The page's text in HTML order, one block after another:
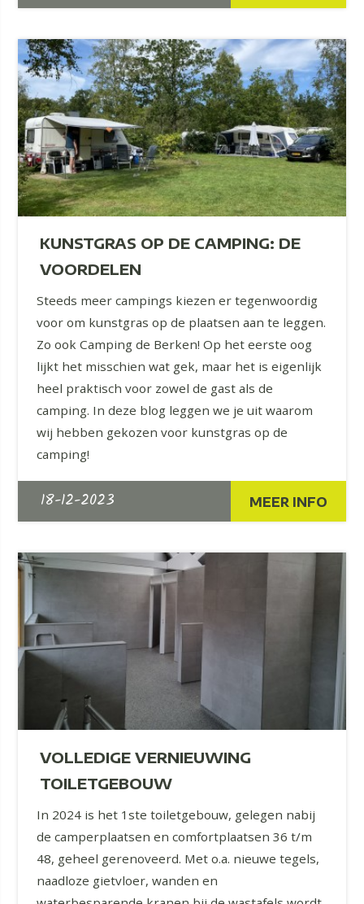
KUNSTGRAS OP DE CAMPING: DE
VOORDELEN
Steeds meer campings kiezen er tegenwoordig
voor om kunstgras op de plaatsen aan te leggen.
Zo ook Camping de Berken! Op het eerste oog
lijkt het misschien wat gek, maar het is eigenlijk
heel praktisch voor zowel de gast als de
camping. In deze blog leggen we je uit waarom
wij hebben gekozen voor kunstgras op de
camping!
18-12-2023 MEER INFO
VOLLEDIGE VERNIEUWING
TOILETGEBOUW
In 2024 is het 1ste toiletgebouw, gelegen nabij
de camperplaatsen en comfortplaatsen 36 t/m
48, geheel gerenoveerd. Met o.a. nieuwe tegels,
naadloze gietvloer, wanden en